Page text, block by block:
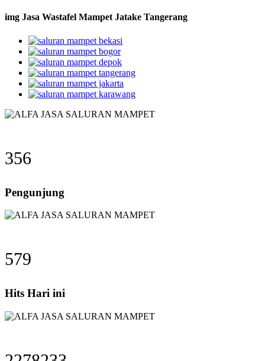
img Jasa Wastafel Mampet Jatake Tangerang
356
Pengunjung
579
Hits Hari ini